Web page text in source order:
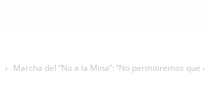
Marcha del “No a la Mina”: “No permitiremos